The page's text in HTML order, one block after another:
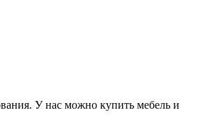
У нас можно купить мебель и